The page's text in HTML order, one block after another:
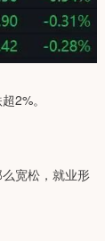
2%。
宽松，就业形